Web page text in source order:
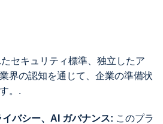
セキュリティ標準、独立したア
界の認知を通じて、企業の準備状
。.
バシー、AI ガバナンス: このプラ